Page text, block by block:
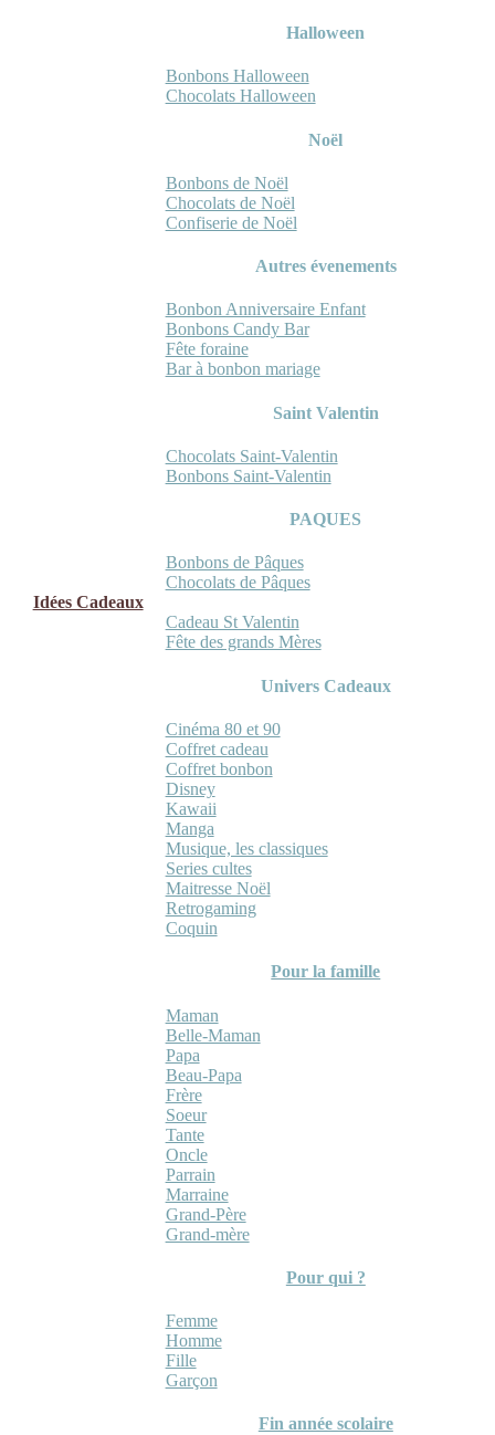
Halloween
Bonbons Halloween
Chocolats Halloween
Noël
Bonbons de Noël
Chocolats de Noël
Confiserie de Noël
Autres évenements
Bonbon Anniversaire Enfant
Bonbons Candy Bar
Fête foraine
Bar à bonbon mariage
Saint Valentin
Chocolats Saint-Valentin
Bonbons Saint-Valentin
PAQUES
Bonbons de Pâques
Chocolats de Pâques
Idées Cadeaux
Cadeau St Valentin
Fête des grands Mères
Univers Cadeaux
Cinéma 80 et 90
Coffret cadeau
Coffret bonbon
Disney
Kawaii
Manga
Musique, les classiques
Series cultes
Maitresse Noël
Retrogaming
Coquin
Pour la famille
Maman
Belle-Maman
Papa
Beau-Papa
Frère
Soeur
Tante
Oncle
Parrain
Marraine
Grand-Père
Grand-mère
Pour qui ?
Femme
Homme
Fille
Garçon
Fin année scolaire